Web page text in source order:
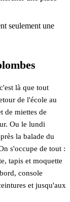
seulement une
là que tout
de l'école au
de miettes de
Ou le lundi
la balade du
s'occupe de tout :
tapis et moquette
console
et jusqu'aux